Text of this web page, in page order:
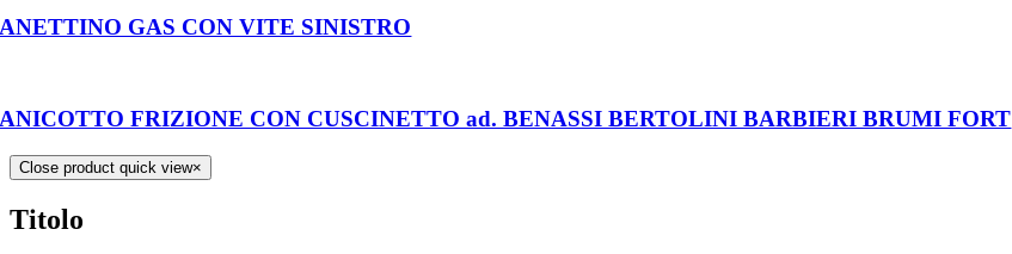
GAS CON VITE SINISTRO
FRIZIONE CON CUSCINETTO ad. BENASSI BERTOLINI BARBIERI BRUMI FORT
Close product quick view×
Titolo